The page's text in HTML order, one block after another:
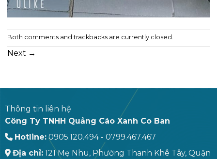
Both comments and trackbacks are currently closed.
Next →
Thông tin liên hệ
Công Ty TNHH Quảng Cáo Xanh Co Ban
Hotline:0905.120.494 - 0799.467.467
Địa chỉ:121 Mẹ Nhu, Phường Thanh Khê Tây, Quận